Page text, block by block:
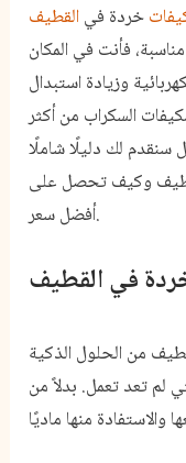
خردة فيالقطيف
فأنت في المكان
وزيادة استبدال
السكراب من أكثر
سنقدم لك دليلًا شاملًا
وكيف تحصل على
أفضل سعر.
في القطيف
من الحلول الذكية
لم تعد تعمل. بدلاً من